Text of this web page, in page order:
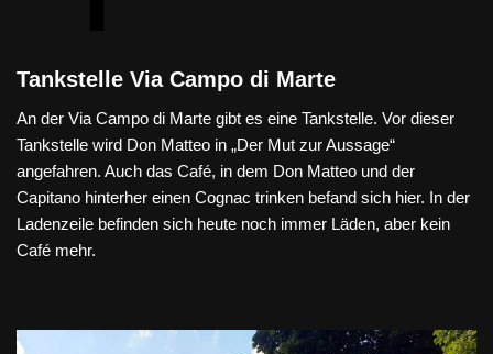
Tankstelle Via Campo di Marte
An der Via Campo di Marte gibt es eine Tankstelle. Vor dieser
Tankstelle wird Don Matteo in „Der Mut zur Aussage“
angefahren. Auch das Café, in dem Don Matteo und der
Capitano hinterher einen Cognac trinken befand sich hier. In der
Ladenzeile befinden sich heute noch immer Läden, aber kein
Café mehr.